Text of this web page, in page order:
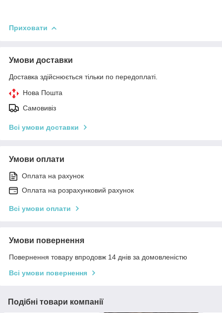
Приховати
Умови доставки
Доставка здійснюється тільки по передоплаті.
Нова Пошта
Самовивіз
Всі умови доставки
Умови оплати
Оплата на рахунок
Оплата на розрахунковий рахунок
Всі умови оплати
Умови повернення
Повернення товару впродовж 14 днів за домовленістю
Всі умови повернення
Подібні товари компанії